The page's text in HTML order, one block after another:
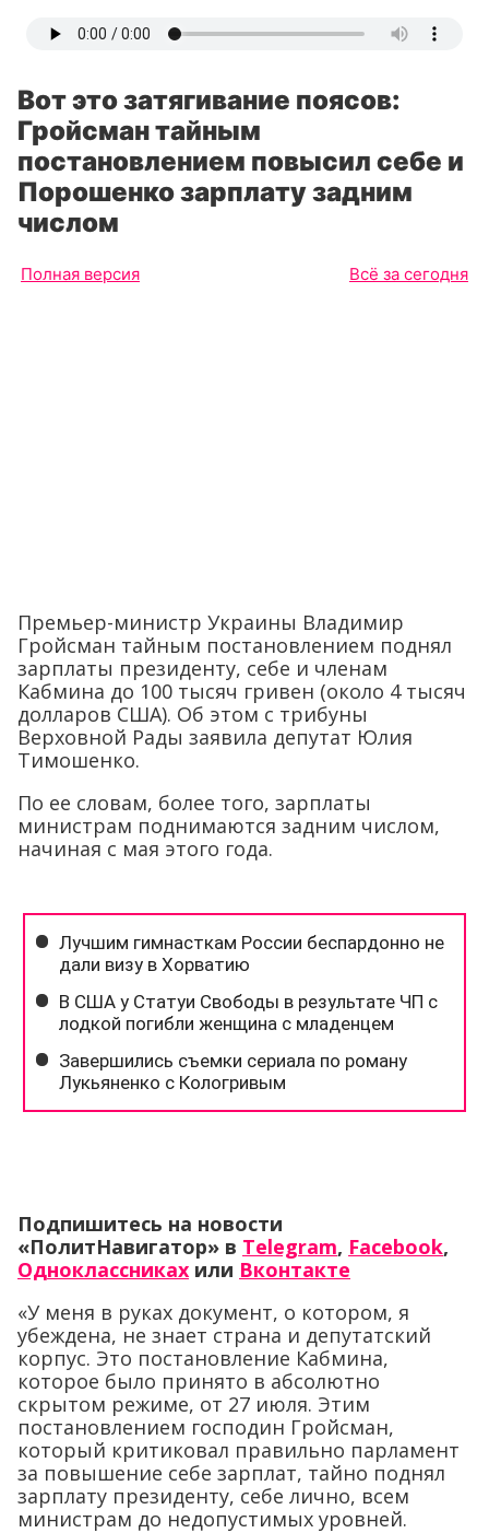
Вот это затягивание поясов:
Гройсман тайным
постановлением повысил себе и
Порошенко зарплату задним
числом
Полная версия Всё за сегодня
Премьер-министр Украины Владимир
Гройсман тайным постановлением поднял
зарплаты президенту, себе и членам
Кабмина до 100 тысяч гривен (около 4 тысяч
долларов США). Об этом с трибуны
Верховной Рады заявила депутат Юлия
Тимошенко.
По ее словам, более того, зарплаты
министрам поднимаются задним числом,
начиная с мая этого года.
Подпишитесь на новости
«ПолитНавигатор» в Telegram, Facebook,
Одноклассниках или Вконтакте
«У меня в руках документ, о котором, я
убеждена, не знает страна и депутатский
корпус. Это постановление Кабмина,
которое было принято в абсолютно
скрытом режиме, от 27 июля. Этим
постановлением господин Гройсман,
который критиковал правильно парламент
за повышение себе зарплат, тайно поднял
зарплату президенту, себе лично, всем
министрам до недопустимых уровней.